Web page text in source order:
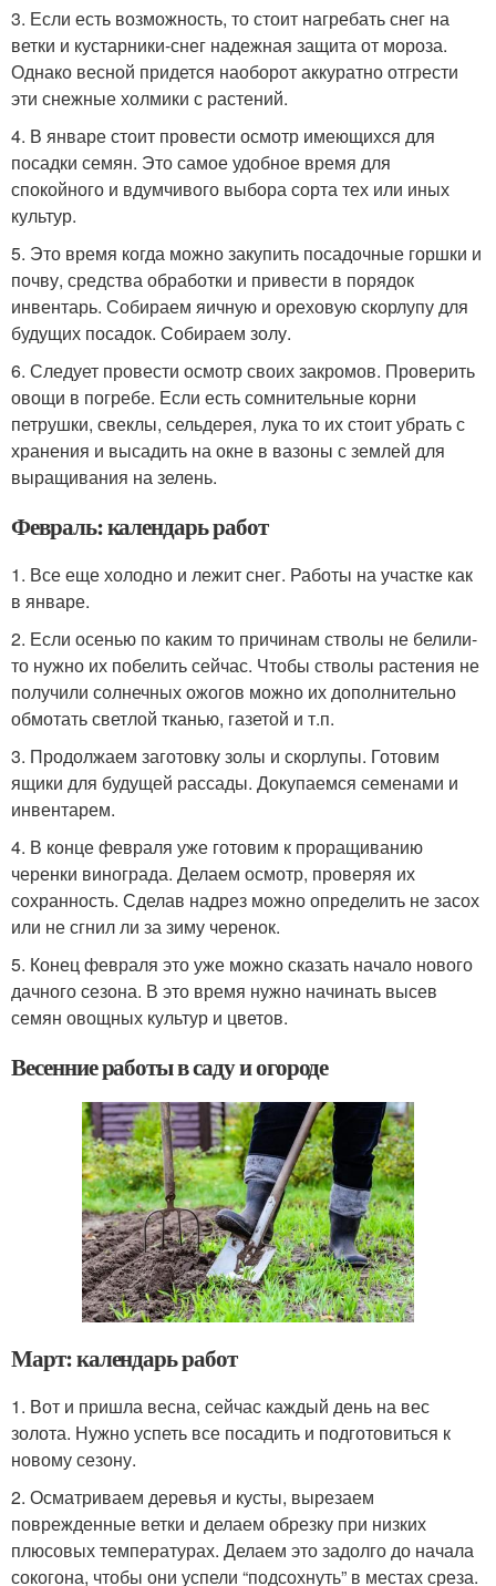
3. Если есть возможность, то стоит нагребать снег на
ветки и кустарники-снег надежная защита от мороза.
Однако весной придется наоборот аккуратно отгрести
эти снежные холмики с растений.
4. В январе стоит провести осмотр имеющихся для
посадки семян. Это самое удобное время для
спокойного и вдумчивого выбора сорта тех или иных
культур.
5. Это время когда можно закупить посадочные горшки и
почву, средства обработки и привести в порядок
инвентарь. Собираем яичную и ореховую скорлупу для
будущих посадок. Собираем золу.
6. Следует провести осмотр своих закромов. Проверить
овощи в погребе. Если есть сомнительные корни
петрушки, свеклы, сельдерея, лука то их стоит убрать с
хранения и высадить на окне в вазоны с землей для
выращивания на зелень.
Февраль: календарь работ
1. Все еще холодно и лежит снег. Работы на участке как
в январе.
2. Если осенью по каким то причинам стволы не белили-
то нужно их побелить сейчас. Чтобы стволы растения не
получили солнечных ожогов можно их дополнительно
обмотать светлой тканью, газетой и т.п.
3. Продолжаем заготовку золы и скорлупы. Готовим
ящики для будущей рассады. Докупаемся семенами и
инвентарем.
4. В конце февраля уже готовим к проращиванию
черенки винограда. Делаем осмотр, проверяя их
сохранность. Сделав надрез можно определить не засох
или не сгнил ли за зиму черенок.
5. Конец февраля это уже можно сказать начало нового
дачного сезона. В это время нужно начинать высев
семян овощных культур и цветов.
Весенние работы в саду и огороде
Март: календарь работ
1. Вот и пришла весна, сейчас каждый день на вес
золота. Нужно успеть все посадить и подготовиться к
новому сезону.
2. Осматриваем деревья и кусты, вырезаем
поврежденные ветки и делаем обрезку при низких
плюсовых температурах. Делаем это задолго до начала
сокогона, чтобы они успели “подсохнуть” в местах среза.